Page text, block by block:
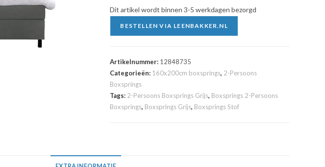
Dit artikel wordt binnen 3-5 werkdagen bezorgd
BESTELLEN VIA LEENBAKKER.NL
Artikelnummer: 12848735
Categorieën: 160x200cm boxsprings, 2-Persoons
Boxsprings
Tags: 2-Persoons Boxsprings Grijs, Boxsprings 2-Persoons
Boxsprings, Boxsprings Grijs, Boxsprings Stof